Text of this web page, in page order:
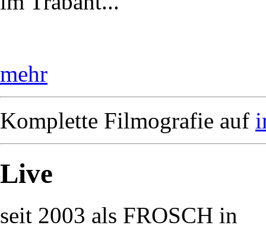
mehr
Komplette Filmografie auf
Live
seit 2003 als FROSCH in